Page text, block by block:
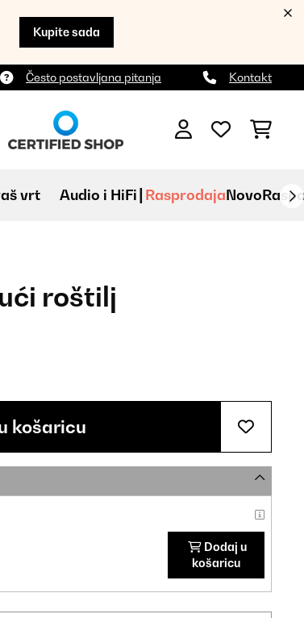
Kupite sada
Često postavljana pitanja Kontakt
vrt Audio i HiFi RasprodajaNovo
roštilj
košaricu
Dodaj u
košaricu